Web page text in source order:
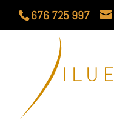
676 725 997